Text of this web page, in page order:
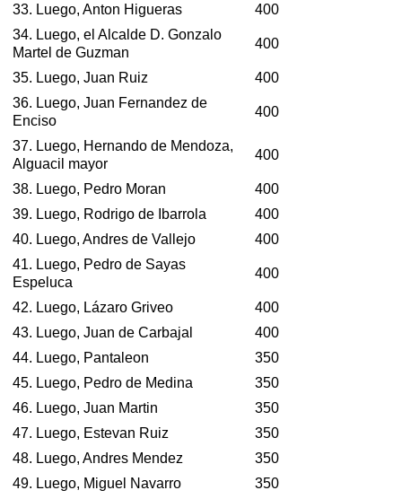
33. Luego, Anton Higueras
400
34. Luego, el Alcalde D. Gonzalo
Martel de Guzman
400
35. Luego, Juan Ruiz
400
36. Luego, Juan Fernandez de
Enciso
400
37. Luego, Hernando de Mendoza,
Alguacil mayor
400
38. Luego, Pedro Moran
400
39. Luego, Rodrigo de Ibarrola
400
40. Luego, Andres de Vallejo
400
41. Luego, Pedro de Sayas
Espeluca
400
42. Luego, Lázaro Griveo
400
43. Luego, Juan de Carbajal
400
44. Luego, Pantaleon
350
45. Luego, Pedro de Medina
350
46. Luego, Juan Martin
350
47. Luego, Estevan Ruiz
350
48. Luego, Andres Mendez
350
49. Luego, Miguel Navarro
350